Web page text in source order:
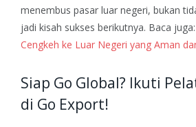
menembus pasar luar negeri, bukan
jadi kisah sukses berikutnya. Baca juga:
Cengkeh ke Luar Negeri yang Aman
Siap Go Global? Ikuti
di Go Export!